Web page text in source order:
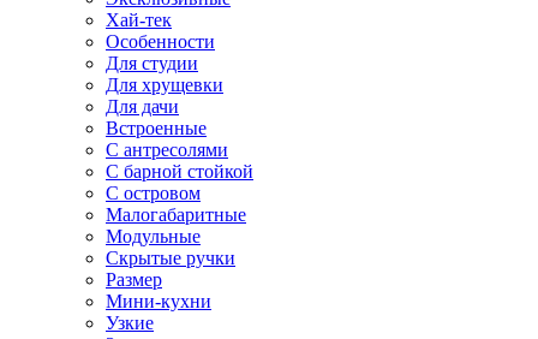
Хай-тек
Особенности
Для студии
Для хрущевки
Для дачи
Встроенные
С антресолями
С барной стойкой
С островом
Малогабаритные
Модульные
Скрытые ручки
Размер
Мини-кухни
Узкие